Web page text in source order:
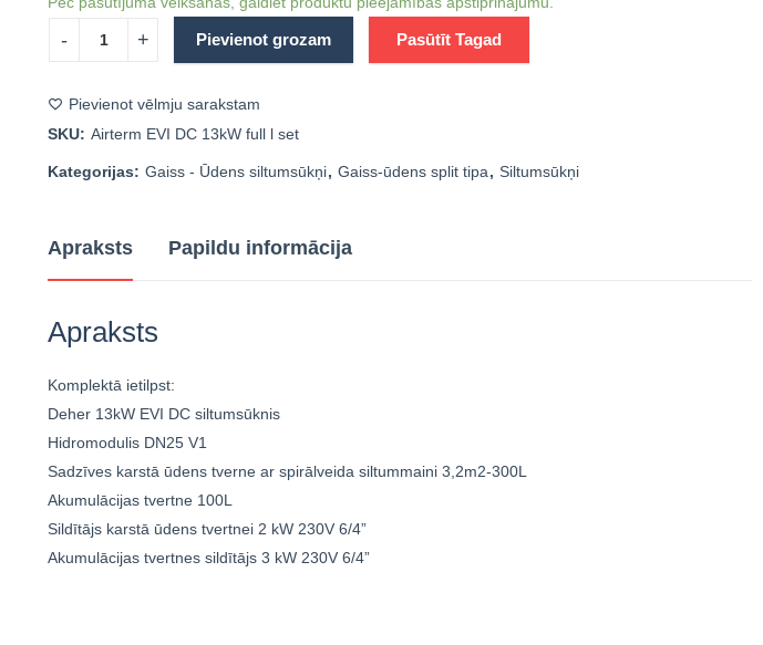
Pievienot grozam Pasūtīt Tagad
Pievienot vēlmju sarakstam
SKU: Airterm EVI DC 13kW full l set
Kategorijas: Gaiss - Ūdens siltumsūkņi, Gaiss-ūdens split tipa, Siltumsūkņi
Apraksts Papildu informācija
Apraksts
Komplektā ietilpst:
Deher 13kW EVI DC siltumsūknis
Hidromodulis DN25 V1
Sadzīves karstā ūdens tverne ar spirālveida siltummaini 3,2m2-300L
Akumulācijas tvertne 100L
Sildītājs karstā ūdens tvertnei 2 kW 230V 6/4”
Akumulācijas tvertnes sildītājs 3 kW 230V 6/4”